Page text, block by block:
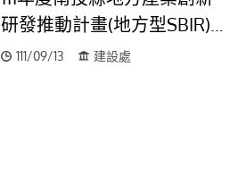
研發推動計畫(地方型SBIR)
宣導說明
111/09/13 建設處